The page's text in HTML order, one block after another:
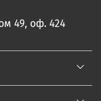
49, оф. 424